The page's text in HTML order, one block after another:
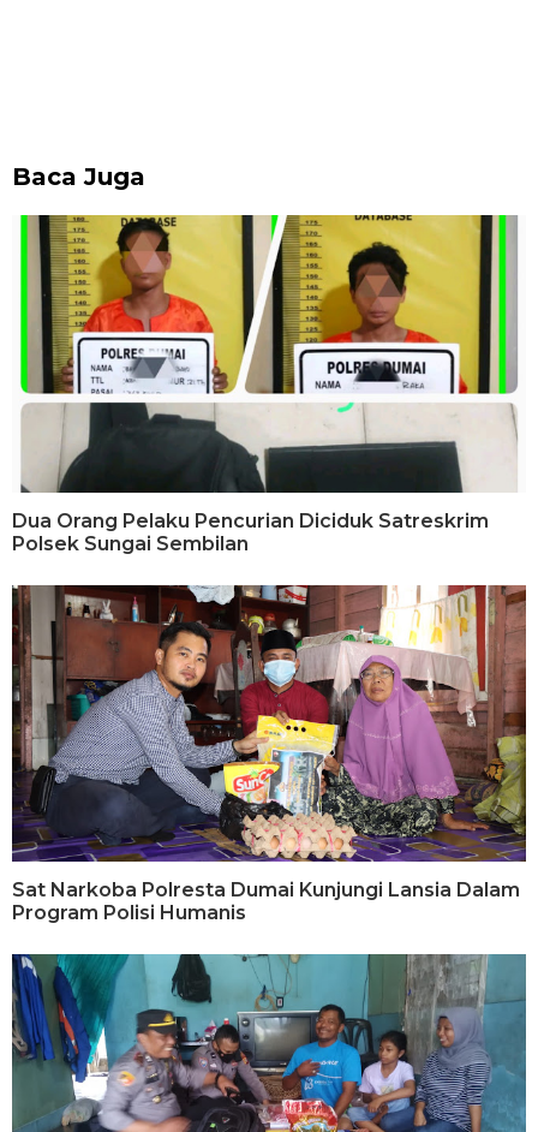
Baca Juga
Dua Orang Pelaku Pencurian Diciduk Satreskrim
Polsek Sungai Sembilan
Sat Narkoba Polresta Dumai Kunjungi Lansia Dalam
Program Polisi Humanis